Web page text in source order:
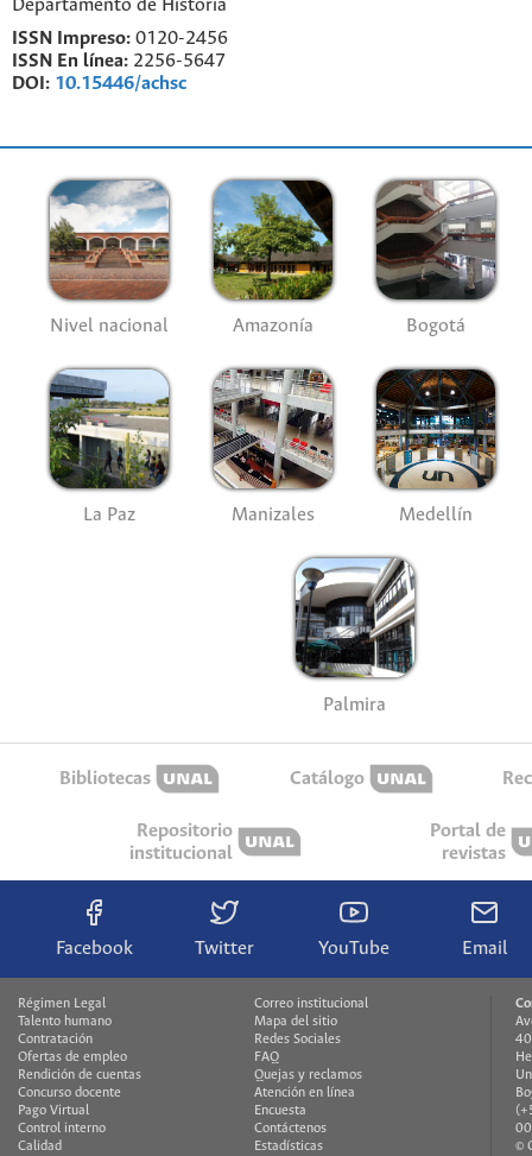
Departamento de Historia
ISSN Impreso: 0120-2456
ISSN En línea: 2256-5647
DOI: 10.15446/achsc
Nivel nacional Amazonía Bogotá
La Paz Manizales Medellín
Palmira
Bibliotecas Catálogo
Repositorio
institucional
Portal de
revistas
Facebook Twitter YouTube Email
Régimen Legal
Talento humano
Contratación
Ofertas de empleo
Rendición de cuentas
Concurso docente
Pago Virtual
Control interno
Calidad
Correo institucional
Mapa del sitio
Redes Sociales
FAQ
Quejas y reclamos
Atención en línea
Encuesta
Contáctenos
Estadísticas
©